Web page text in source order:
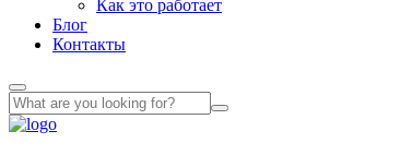
Как это работает
Блог
Контакты